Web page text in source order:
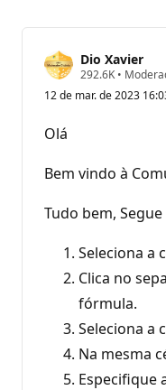
Dio Xavier
292.6K P
n
e
r
p
u
a
ç
ã
•
12 de mar. de 2023
Olá
Bem vindo à
Tudo bem,
Seleciona a
Clica no
fórmula.
Seleciona a
Na mesma
Especifique